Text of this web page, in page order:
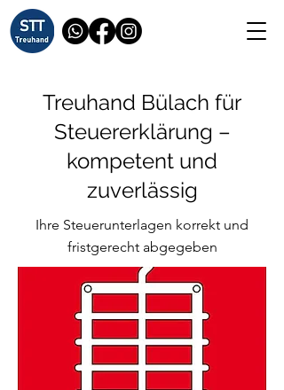
Treuhand Bülach für
Steuererklärung –
kompetent und
zuverlässig
Ihre Steuerunterlagen korrekt und
fristgerecht abgegeben